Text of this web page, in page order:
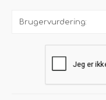
Brugervurdering: